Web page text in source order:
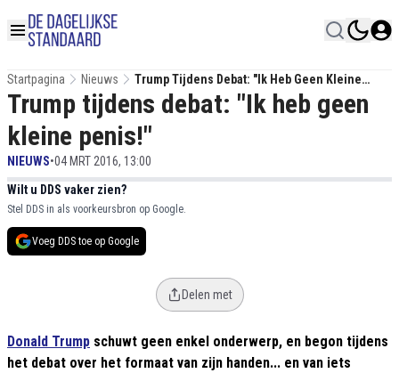
Startpagina Nieuws
Trump Tijdens Debat: "Ik Heb Geen Kleine
Penis!"
Trump tijdens debat: "Ik heb geen
kleine penis!"
NIEUWS•04 MRT 2016, 13:00
Wilt u DDS vaker zien?
Stel DDS in als voorkeursbron op Google.
Voeg DDS toe op Google
Delen met
Donald Trump schuwt geen enkel onderwerp, en begon tijdens
het debat over het formaat van zijn handen... en van iets